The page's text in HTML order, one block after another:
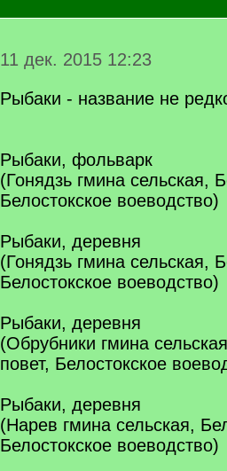
11 дек. 2015 12:23
Рыбаки - название не
Рыбаки, фольварк
(Гонядзь гмина сельская,
Белостокское воеводство)
Рыбаки, деревня
(Гонядзь гмина сельская,
Белостокское воеводство)
Рыбаки, деревня
(Обрубники гмина
повет, Белостокское
Рыбаки, деревня
(Нарев гмина сельская,
Белостокское воеводство)